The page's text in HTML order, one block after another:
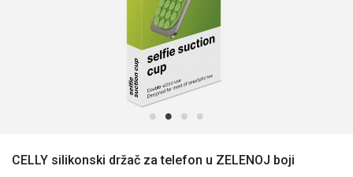
CELLY silikonski držač za telefon u ZELENOJ boji